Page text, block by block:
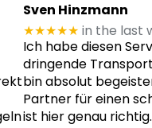
Sven Hinzmann
★★★★★ in the last
Ich habe diesen
dringende
bin absolut
Partner für einen
ist hier genau